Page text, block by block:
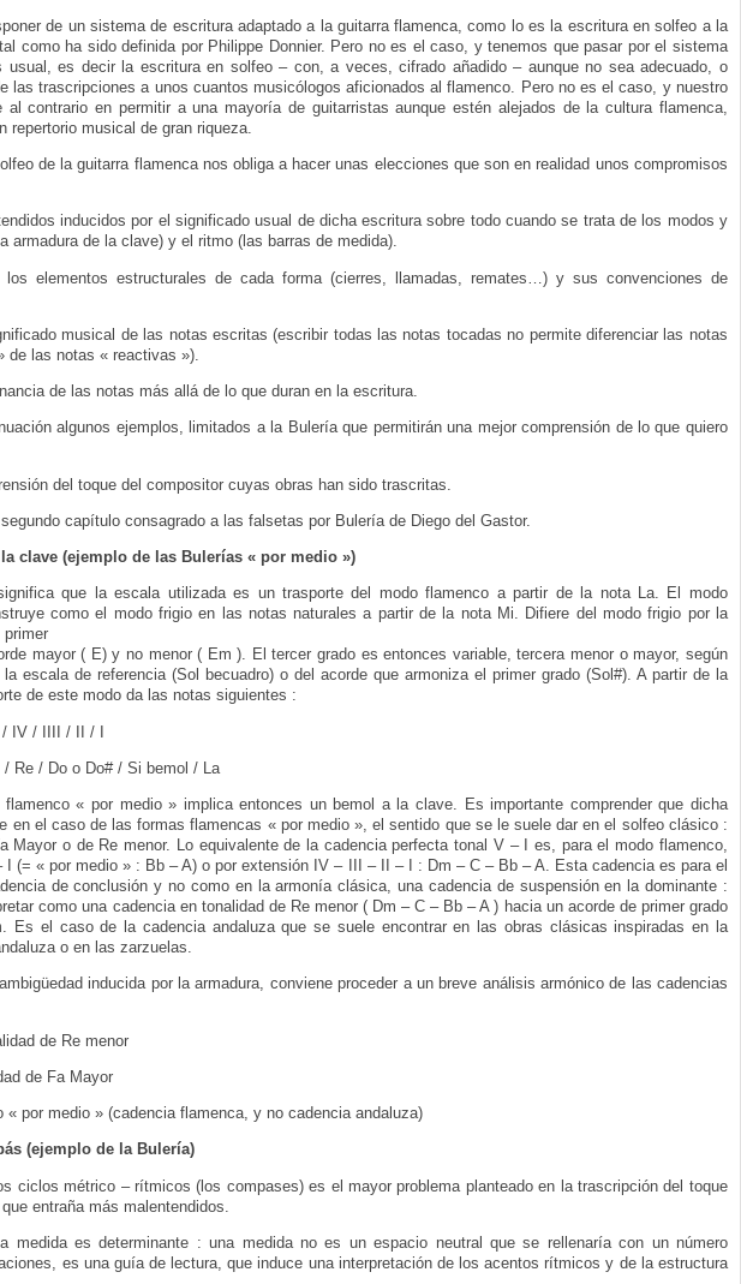
de un sistema de escritura adaptado a la guitarra flamenca, como lo es la escritura en solfeo a la
como ha sido definida por Philippe Donnier. Pero no es el caso, y tenemos que pasar por el sistema
usual, es decir la escritura en solfeo – con, a veces, cifrado añadido – aunque no sea adecuado, o
las trascripciones a unos cuantos musicólogos aficionados al flamenco. Pero no es el caso, y nuestro
al contrario en permitir a una mayoría de guitarristas aunque estén alejados de la cultura flamenca,
repertorio musical de gran riqueza.
de la guitarra flamenca nos obliga a hacer unas elecciones que son en realidad unos compromisos
inducidos por el significado usual de dicha escritura sobre todo cuando se trata de los modos y
armadura de la clave) y el ritmo (las barras de medida).
los elementos estructurales de cada forma (cierres, llamadas, remates…) y sus convenciones de
musical de las notas escritas (escribir todas las notas tocadas no permite diferenciar las notas
de las notas « reactivas »).
de las notas más allá de lo que duran en la escritura.
algunos ejemplos, limitados a la Bulería que permitirán una mejor comprensión de lo que quiero
del toque del compositor cuyas obras han sido trascritas.
capítulo consagrado a las falsetas por Bulería de Diego del Gastor.
clave (ejemplo de las Bulerías « por medio »)
que la escala utilizada es un trasporte del modo flamenco a partir de la nota La. El modo
como el modo frigio en las notas naturales a partir de la nota Mi. Difiere del modo frigio por la
primer
mayor ( E) y no menor ( Em ). El tercer grado es entonces variable, tercera menor o mayor, según
la escala de referencia (Sol becuadro) o del acorde que armoniza el primer grado (Sol#). A partir de la
de este modo da las notas siguientes :
IV / IIII / II / I
/ Re / Do o Do# / Si bemol / La
flamenco « por medio » implica entonces un bemol a la clave. Es importante comprender que dicha
en el caso de las formas flamencas « por medio », el sentido que se le suele dar en el solfeo clásico :
Mayor o de Re menor. Lo equivalente de la cadencia perfecta tonal V – I es, para el modo flamenco,
I (= « por medio » : Bb – A) o por extensión IV – III – II – I : Dm – C – Bb – A. Esta cadencia es para el
de conclusión y no como en la armonía clásica, una cadencia de suspensión en la dominante :
como una cadencia en tonalidad de Re menor ( Dm – C – Bb – A ) hacia un acorde de primer grado
Es el caso de la cadencia andaluza que se suele encontrar en las obras clásicas inspiradas en la
o en las zarzuelas.
inducida por la armadura, conviene proceder a un breve análisis armónico de las cadencias
de Re menor
de Fa Mayor
« por medio » (cadencia flamenca, y no cadencia andaluza)
(ejemplo de la Bulería)
ciclos métrico – rítmicos (los compases) es el mayor problema planteado en la trascripción del toque
entraña más malentendidos.
medida es determinante : una medida no es un espacio neutral que se rellenaría con un número
es una guía de lectura, que induce una interpretación de los acentos rítmicos y de la estructura